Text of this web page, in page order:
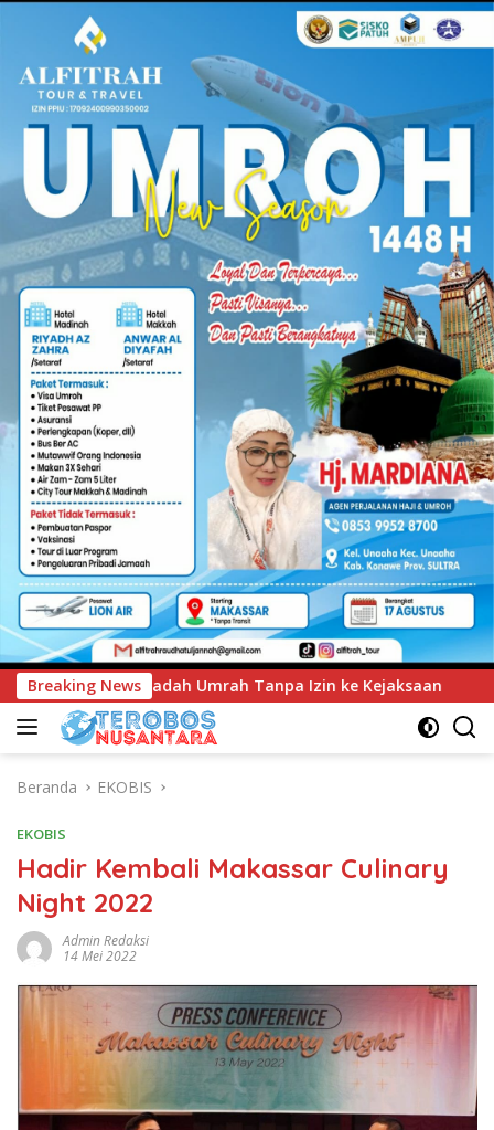
Breaking News
ke Kejaksaan UNIMEN Tambah Delapan Program
Beranda EKOBIS
EKOBIS
Hadir Kembali Makassar Culinary
Night 2022
Admin Redaksi
14 Mei 2022